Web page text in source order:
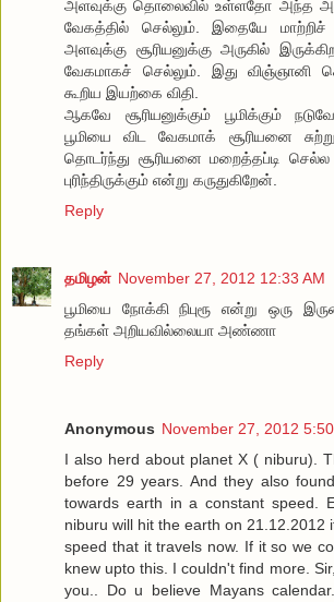
அளவுக்கு தொலைவில் உள்ளதோ அந்த
வேகத்தில் செல்லும். இதையே
அளவுக்கு சூரியனுக்கு அருகில்
வேகமாகச் செல்லும். இது விஞ்ஞானி
கூறிய இயற்கை விதி.
ஆகவே சூரியனுக்கும் பூமிக்கும்
பூமியை விட வேகமாக் சூரியனை
தொடர்ந்து சூரியனை மறைத்தப்டி செல்ல
புரிந்திருக்கும் என்று கருதுகிறேன்.
Reply
தமிழன் November 27, 2012 12:33 AM
பூமியை நோக்கி நிபுரூ என்று ஒரு
தங்கள் அறியவில்லையா அண்ணா
Reply
Anonymous November 27, 2012
I also herd about planet X ( niburu).
before 29 years. And they also
towards earth in a constant speed.
niburu will hit the earth on 21.12.2012
speed that it travels now. If it so we
knew upto this. I couldn't find more.
you.. Do u believe Mayans